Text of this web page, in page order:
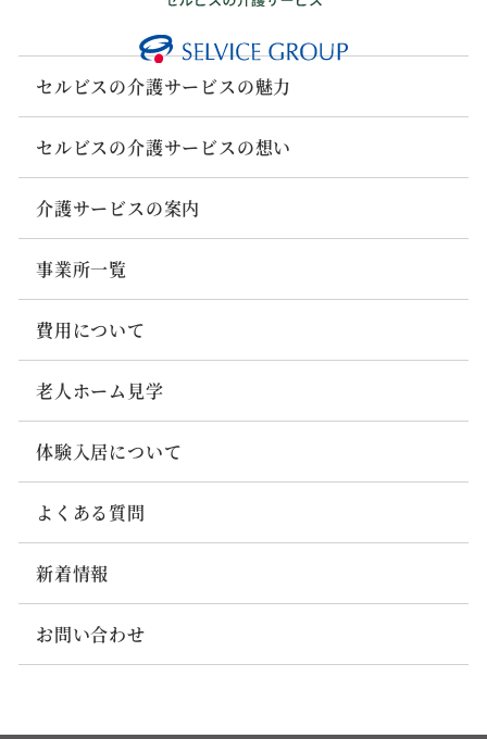
セルビスの介護サービスの魅力
セルビスの介護サービスの想い
介護サービスの案内
事業所一覧
費用について
老人ホーム見学
体験入居について
よくある質問
新着情報
お問い合わせ